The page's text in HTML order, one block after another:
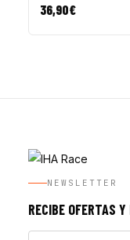
36,90€
NEWSLETTER
RECIBE OFERTAS Y